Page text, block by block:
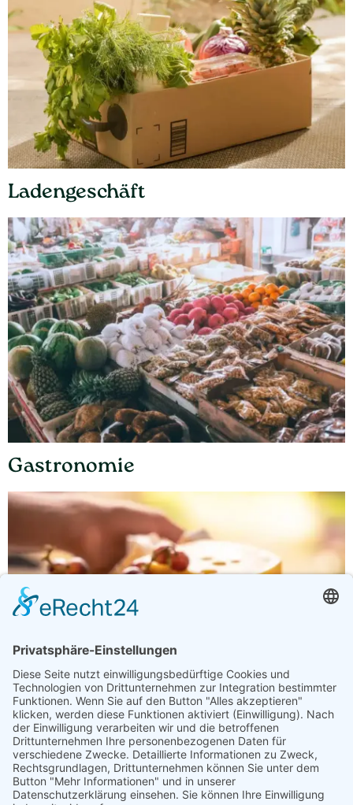
Ladengeschäft
Gastronomie
Bauernmärkte